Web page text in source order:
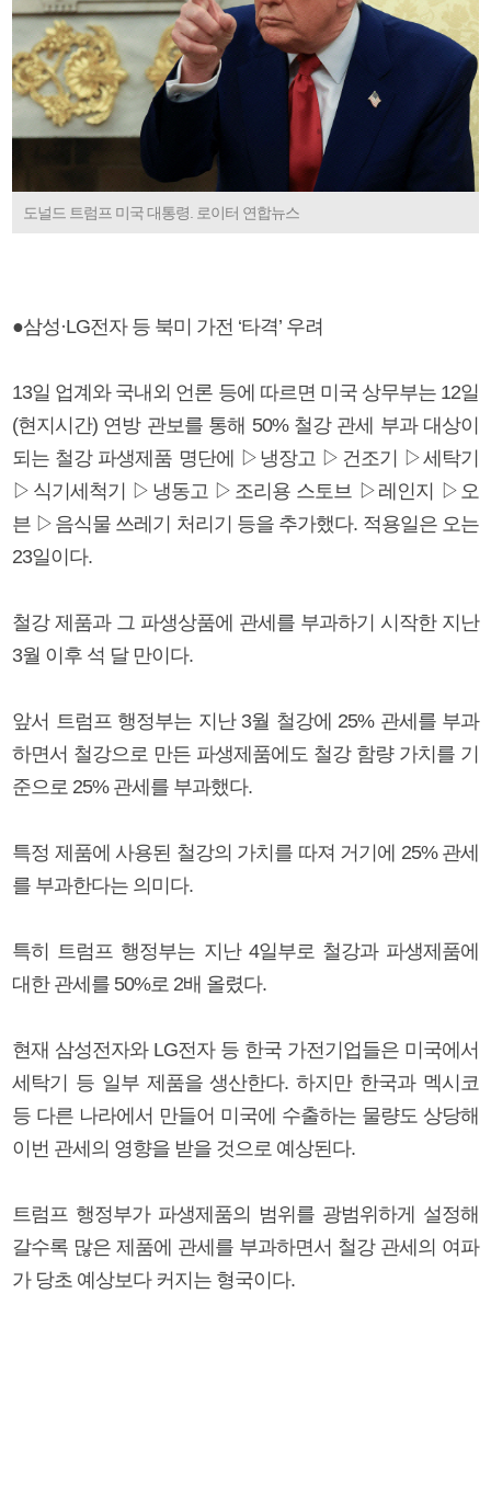
도널드 트럼프 미국 대통령. 로이터 연합뉴스
●삼성·LG전자 등 북미 가전 ‘타격’ 우려
13일 업계와 국내외 언론 등에 따르면 미국 상무부는 12일
(현지시간) 연방 관보를 통해 50% 철강 관세 부과 대상이
되는 철강 파생제품 명단에 ▷냉장고 ▷건조기 ▷세탁기
▷식기세척기 ▷냉동고 ▷조리용 스토브 ▷레인지 ▷오
븐 ▷음식물 쓰레기 처리기 등을 추가했다. 적용일은 오는
23일이다.
철강 제품과 그 파생상품에 관세를 부과하기 시작한 지난
3월 이후 석 달 만이다.
앞서 트럼프 행정부는 지난 3월 철강에 25% 관세를 부과
하면서 철강으로 만든 파생제품에도 철강 함량 가치를 기
준으로 25% 관세를 부과했다.
특정 제품에 사용된 철강의 가치를 따져 거기에 25% 관세
를 부과한다는 의미다.
특히 트럼프 행정부는 지난 4일부로 철강과 파생제품에
대한 관세를 50%로 2배 올렸다.
현재 삼성전자와 LG전자 등 한국 가전기업들은 미국에서
세탁기 등 일부 제품을 생산한다. 하지만 한국과 멕시코
등 다른 나라에서 만들어 미국에 수출하는 물량도 상당해
이번 관세의 영향을 받을 것으로 예상된다.
트럼프 행정부가 파생제품의 범위를 광범위하게 설정해
갈수록 많은 제품에 관세를 부과하면서 철강 관세의 여파
가 당초 예상보다 커지는 형국이다.